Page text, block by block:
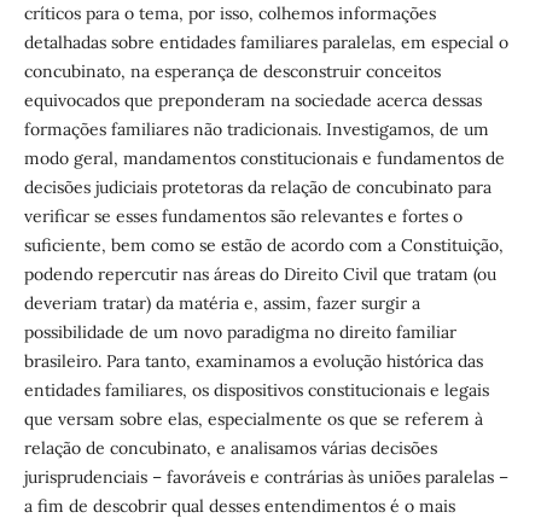
críticos para o tema, por isso, colhemos informações
detalhadas sobre entidades familiares paralelas, em especial o
concubinato, na esperança de desconstruir conceitos
equivocados que preponderam na sociedade acerca dessas
formações familiares não tradicionais. Investigamos, de um
modo geral, mandamentos constitucionais e fundamentos de
decisões judiciais protetoras da relação de concubinato para
verificar se esses fundamentos são relevantes e fortes o
suficiente, bem como se estão de acordo com a Constituição,
podendo repercutir nas áreas do Direito Civil que tratam (ou
deveriam tratar) da matéria e, assim, fazer surgir a
possibilidade de um novo paradigma no direito familiar
brasileiro. Para tanto, examinamos a evolução histórica das
entidades familiares, os dispositivos constitucionais e legais
que versam sobre elas, especialmente os que se referem à
relação de concubinato, e analisamos várias decisões
jurisprudenciais – favoráveis e contrárias às uniões paralelas –
a fim de descobrir qual desses entendimentos é o mais